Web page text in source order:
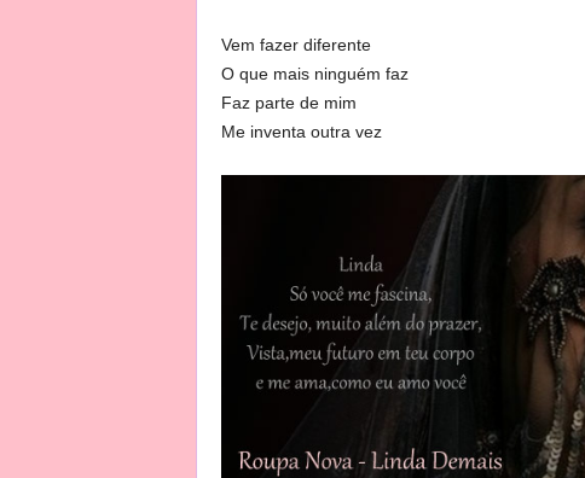
Vem fazer diferente
O que mais ninguém faz
Faz parte de mim
Me inventa outra vez